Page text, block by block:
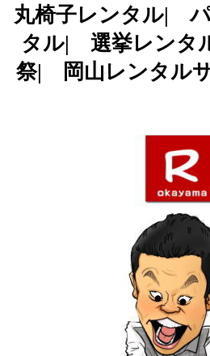
丸椅子レンタル|
タル| 選挙レンタ
祭| 岡山レンタルサ